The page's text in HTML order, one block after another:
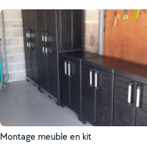
Montage meuble en kit